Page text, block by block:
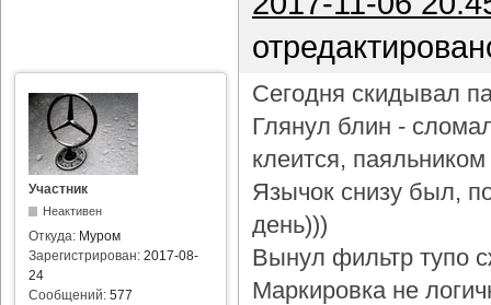
Участник
Неактивен
Откуда: Муром
Зарегистрирован: 2017-08-
24
Сообщений: 577
Сегодня скидывал
Глянул блин -
клеится,
Язычок снизу был,
день)))
Вынул фильтр тупо
Маркировка не